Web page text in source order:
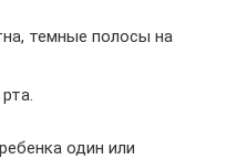
темные полосы на
один или